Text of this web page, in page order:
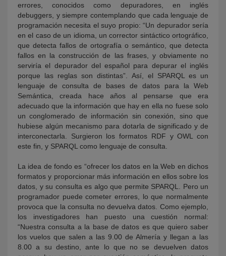
errores, conocidos como depuradores, en inglés
debuggers, y siempre contemplando que cada lenguaje de
programación necesita el suyo propio: “Un depurador sería
en el caso de un idioma, un corrector sintáctico ortográfico,
que detecta fallos de ortografía o semántico, que detecta
fallos en la construcción de las frases, y obviamente no
serviría el depurador del español para depurar el inglés
porque las reglas son distintas”. Así, el SPARQL es un
lenguaje de consulta de bases de datos para la Web
Semántica, creada hace años al pensarse que era
adecuado que la información que hay en ella no fuese solo
un conglomerado de información sin conexión, sino que
hubiese algún mecanismo para dotarla de significado y de
interconectarla. Surgieron los formatos RDF y OWL con
este fin, y SPARQL como lenguaje de consulta.
La idea de fondo es “ofrecer los datos en la Web en dichos
formatos y proporcionar más información en ellos sobre los
datos, y su consulta es algo que permite SPARQL. Pero un
programador puede cometer errores, lo que normalmente
provoca que la consulta no devuelva datos. Como ejemplo,
los investigadores han puesto una cuestión normal:
“Nuestra consulta a la base de datos es que quiero saber
los vuelos que salen a las 9.00 de Almería y llegan a las
8.00 a su destino, ante lo que no se devuelven datos